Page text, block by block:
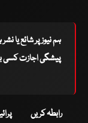
ہم نیوز پر شائع یا
پیشگی اجازت کسی
رابطہ کریں